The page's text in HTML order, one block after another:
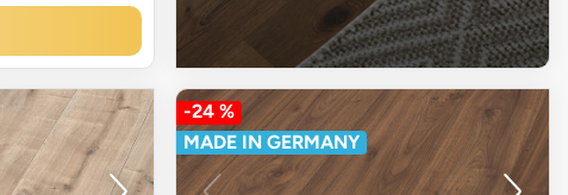
-24 %
MADE IN GERMANY